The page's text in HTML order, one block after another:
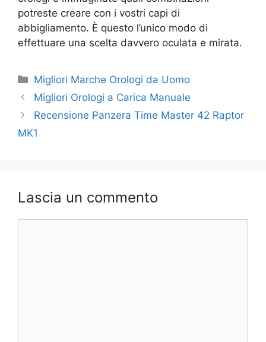
potreste creare con i vostri capi di
abbigliamento. È questo l’unico modo di
effettuare una scelta davvero oculata e mirata.
Categorie
Migliori Marche Orologi da Uomo
Migliori Orologi a Carica Manuale
Recensione Panzera Time Master 42 Raptor
MK1
Lascia un commento